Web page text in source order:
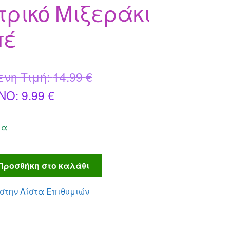
Μιξεράκι
Τιμή:14.99€Original
9.99 €Η
είναι:
9.99 €.
στο καλάθι
Λίστα Επιθυμιών